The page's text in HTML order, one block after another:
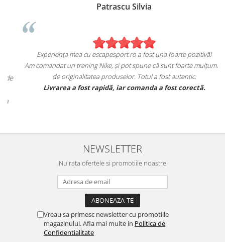
Patrascu Silvia
Experiența mea cu escapesport.ro a fost una foarte pozitivă!
Am comandat un trening Nike, și pot spune că sunt foarte mulțumita
de originalitatea produselor. Totul a fost autentic.
Livrarea a fost rapidă, iar comanda a fost corectă.
NEWSLETTER
Nu rata ofertele si promotiile noastre
Vreau sa primesc newsletter cu promotiile
magazinului. Afla mai multe in Politica de
Confidentialitate